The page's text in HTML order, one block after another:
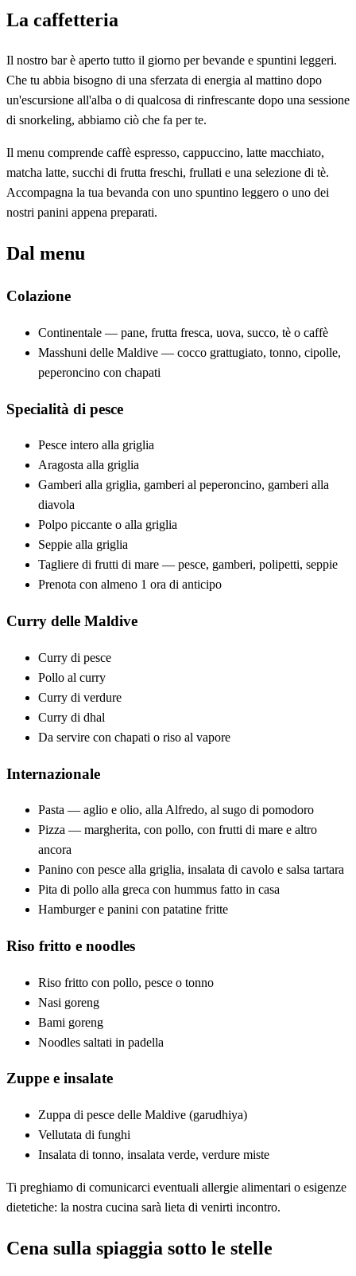
La caffetteria
Il nostro bar è aperto tutto il giorno per bevande e spuntini leggeri.
Che tu abbia bisogno di una sferzata di energia al mattino dopo
un'escursione all'alba o di qualcosa di rinfrescante dopo una sessione
di snorkeling, abbiamo ciò che fa per te.
Il menu comprende caffè espresso, cappuccino, latte macchiato,
matcha latte, succhi di frutta freschi, frullati e una selezione di tè.
Accompagna la tua bevanda con uno spuntino leggero o uno dei
nostri panini appena preparati.
Dal menu
Colazione
Continentale — pane, frutta fresca, uova, succo, tè o caffè
Masshuni delle Maldive — cocco grattugiato, tonno, cipolle,
peperoncino con chapati
Specialità di pesce
Pesce intero alla griglia
Aragosta alla griglia
Gamberi alla griglia, gamberi al peperoncino, gamberi alla
diavola
Polpo piccante o alla griglia
Seppie alla griglia
Tagliere di frutti di mare — pesce, gamberi, polipetti, seppie
Prenota con almeno 1 ora di anticipo
Curry delle Maldive
Curry di pesce
Pollo al curry
Curry di verdure
Curry di dhal
Da servire con chapati o riso al vapore
Internazionale
Pasta — aglio e olio, alla Alfredo, al sugo di pomodoro
Pizza — margherita, con pollo, con frutti di mare e altro
ancora
Panino con pesce alla griglia, insalata di cavolo e salsa tartara
Pita di pollo alla greca con hummus fatto in casa
Hamburger e panini con patatine fritte
Riso fritto e noodles
Riso fritto con pollo, pesce o tonno
Nasi goreng
Bami goreng
Noodles saltati in padella
Zuppe e insalate
Zuppa di pesce delle Maldive (garudhiya)
Vellutata di funghi
Insalata di tonno, insalata verde, verdure miste
Ti preghiamo di comunicarci eventuali allergie alimentari o esigenze
dietetiche: la nostra cucina sarà lieta di venirti incontro.
Cena sulla spiaggia sotto le stelle